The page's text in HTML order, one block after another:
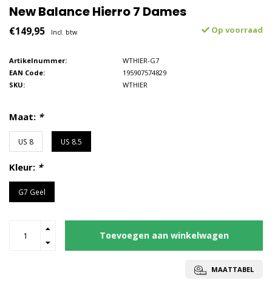
New Balance Hierro 7 Dames
€149,95 Incl. btw Op voorraad
Artikelnummer:
WTHIER-G7
EAN Code:
195907574829
SKU:
WTHIER
Maat: *
US 8 US 8.5
Kleur: *
G7 Geel
Toevoegen aan winkelwagen
MAATTABEL